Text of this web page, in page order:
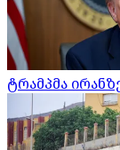
ტრამპმა